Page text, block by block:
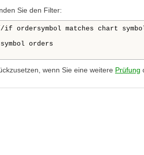
Sie den Filter:
ordersymbol matches chart
orders
wenn Sie eine weitere Prüfung